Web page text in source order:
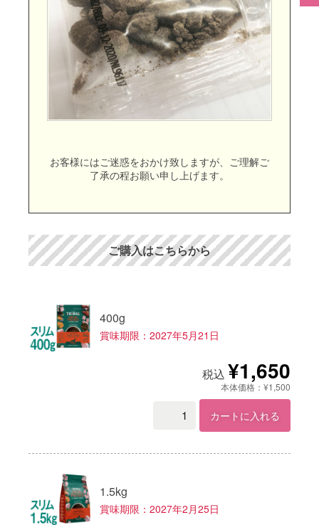
お客様にはご迷惑をおかけ致しますが、ご理解ご
了承の程お願い申し上げます。
ご購入はこちらから
400g
賞味期限：2027年5月21日
税込 ¥1,650
本体価格：¥1,500
カートに入れる
1.5kg
賞味期限：2027年2月25日